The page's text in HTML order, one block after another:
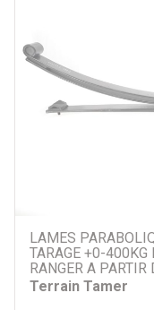
LAMES
TARAGE +0-400KG
RANGER A PARTIR
Terrain Tamer